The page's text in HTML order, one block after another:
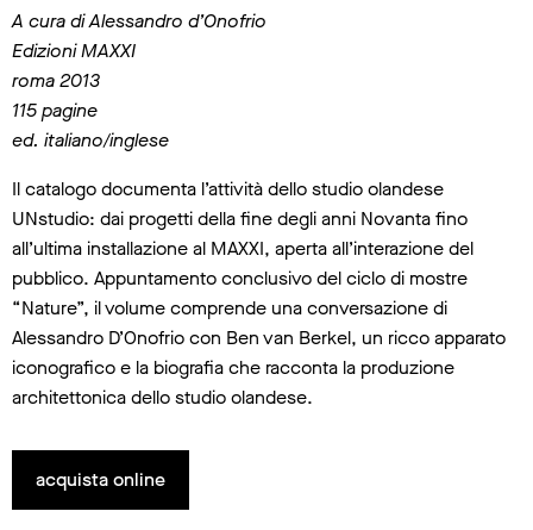
A cura di Alessandro d’Onofrio
Edizioni MAXXI
roma 2013
115 pagine
ed. italiano/inglese
Il catalogo documenta l’attività dello studio olandese
UNstudio: dai progetti della fine degli anni Novanta fino
all’ultima installazione al MAXXI, aperta all’interazione del
pubblico. Appuntamento conclusivo del ciclo di mostre
“Nature”, il volume comprende una conversazione di
Alessandro D’Onofrio con Ben van Berkel, un ricco apparato
iconografico e la biografia che racconta la produzione
architettonica dello studio olandese.
acquista online